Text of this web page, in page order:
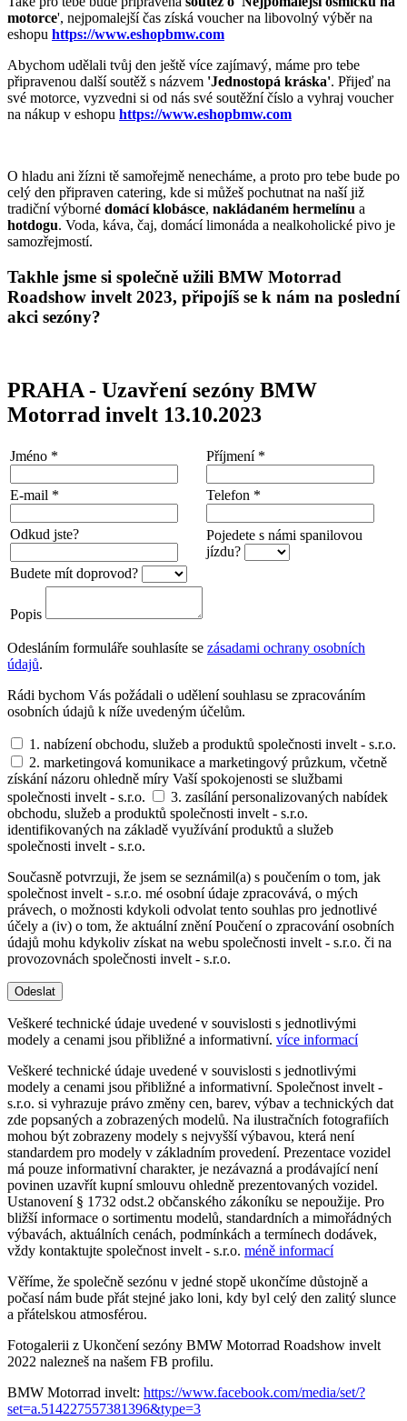
motorce', nejpomalejší čas získá voucher na libovolný výběr na
eshopu https://www.eshopbmw.com
Abychom udělali tvůj den ještě více zajímavý, máme pro tebe
připravenou další soutěž s názvem 'Jednostopá kráska'. Přijeď na
své motorce, vyzvedni si od nás své soutěžní číslo a vyhraj voucher
na nákup v eshopu https://www.eshopbmw.com
O hladu ani žízni tě samořejmě nenecháme, a proto pro tebe bude po
celý den připraven catering, kde si můžeš pochutnat na naší již
tradiční výborné domácí klobásce, nakládaném hermelínu a
hotdogu. Voda, káva, čaj, domácí limonáda a nealkoholické pivo je
samozřejmostí.
Takhle jsme si společně užili BMW Motorrad
Roadshow invelt 2023, připojíš se k nám na poslední
akci sezóny?
PRAHA - Uzavření sezóny BMW
Motorrad invelt 13.10.2023
Jméno * Příjmení *
E-mail * Telefon *
Odkud jste?
Pojedete s námi spanilovou
jízdu?
Budete mít doprovod?
Popis
Odesláním formuláře souhlasíte se zásadami ochrany osobních
údajů.
Rádi bychom Vás požádali o udělení souhlasu se zpracováním
osobních údajů k níže uvedeným účelům.
1. nabízení obchodu, služeb a produktů společnosti invelt - s.r.o.
2. marketingová komunikace a marketingový průzkum, včetně
získání názoru ohledně míry Vaší spokojenosti se službami
společnosti invelt - s.r.o.
3. zasílání personalizovaných nabídek
obchodu, služeb a produktů společnosti invelt - s.r.o.
identifikovaných na základě využívání produktů a služeb
společnosti invelt - s.r.o.
Současně potvrzuji, že jsem se seznámil(a) s poučením o tom, jak
společnost invelt - s.r.o. mé osobní údaje zpracovává, o mých
právech, o možnosti kdykoli odvolat tento souhlas pro jednotlivé
účely a (iv) o tom, že aktuální znění Poučení o zpracování osobních
údajů mohu kdykoliv získat na webu společnosti invelt - s.r.o. či na
provozovnách společnosti invelt - s.r.o.
Odeslat
Veškeré technické údaje uvedené v souvislosti s jednotlivými
modely a cenami jsou přibližné a informativní. více informací
Veškeré technické údaje uvedené v souvislosti s jednotlivými
modely a cenami jsou přibližné a informativní. Společnost invelt -
s.r.o. si vyhrazuje právo změny cen, barev, výbav a technických dat
zde popsaných a zobrazených modelů. Na ilustračních fotografiích
mohou být zobrazeny modely s nejvyšší výbavou, která není
standardem pro modely v základním provedení. Prezentace vozidel
má pouze informativní charakter, je nezávazná a prodávající není
povinen uzavřít kupní smlouvu ohledně prezentovaných vozidel.
Ustanovení § 1732 odst.2 občanského zákoníku se nepoužije. Pro
bližší informace o sortimentu modelů, standardních a mimořádných
výbavách, aktuálních cenách, podmínkách a termínech dodávek,
vždy kontaktujte společnost invelt - s.r.o. méně informací
Věříme, že společně sezónu v jedné stopě ukončíme důstojně a
počasí nám bude přát stejné jako loni, kdy byl celý den zalitý slunce
a přátelskou atmosférou.
Fotogalerii z Ukončení sezóny BMW Motorrad Roadshow invelt
2022 nalezneš na našem FB profilu.
BMW Motorrad invelt: https://www.facebook.com/media/set/?
set=a.514227557381396&type=3